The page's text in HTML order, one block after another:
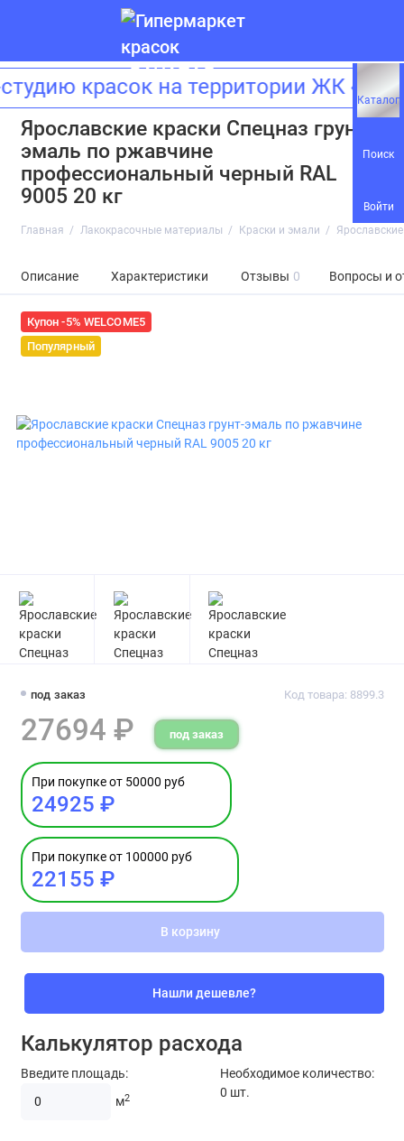
Каталог
Поиск
Войти
красок на территории ЖК
Ярославские краски Спецназ грунт-
эмаль по ржавчине
профессиональный черный RAL
9005 20 кг
Главная Лакокрасочные материалы Краски и эмали
Описание Характеристики Отзывы 0 Вопросы и
Купон -5% WELCOME5
Популярный
под заказ Код товара: 8899.3
27694 ₽ под заказ
При покупке от 50000 руб
24925 ₽
При покупке от 100000 руб
22155 ₽
В корзину
Нашли дешевле?
Калькулятор расхода
Введите площадь:
м2
Необходимое количество:
0 шт.